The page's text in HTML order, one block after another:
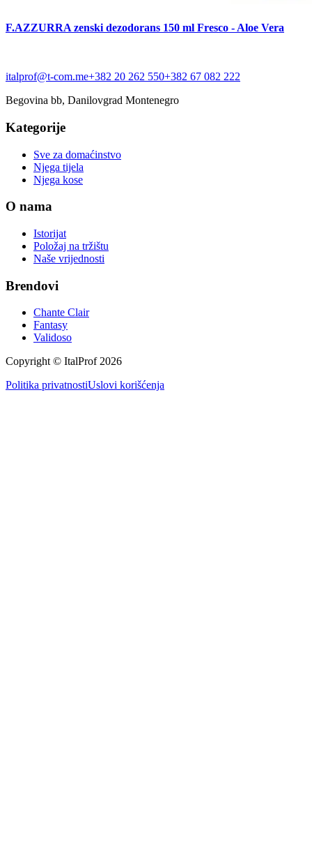
F.AZZURRA zenski dezodorans 150 ml Fresco - Aloe Vera
italprof@t-com.me+382 20 262 550+382 67 082 222
Begovina bb, Danilovgrad Montenegro
Kategorije
Sve za domaćinstvo
Njega tijela
Njega kose
O nama
Istorijat
Položaj na tržištu
Naše vrijednosti
Brendovi
Chante Clair
Fantasy
Validoso
Copyright © ItalProf2026
Politika privatnostiUslovi korišćenja